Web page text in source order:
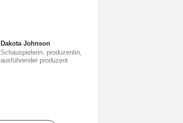
Dakota Johnson
Schauspielerin, produzentin,
ausführender produzent